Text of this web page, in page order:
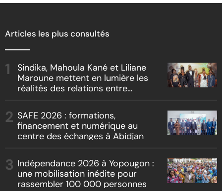
Articles les plus consultés
Sindika, Mahoula Kané et Liliane
Maroune mettent en lumière les
réalités des relations entre
« Boss vs Boss »
SAFE 2026 : formations,
financement et numérique au
centre des échanges à Abidjan
Indépendance 2026 à Yopougon :
une mobilisation inédite pour
rassembler 100 000 personnes